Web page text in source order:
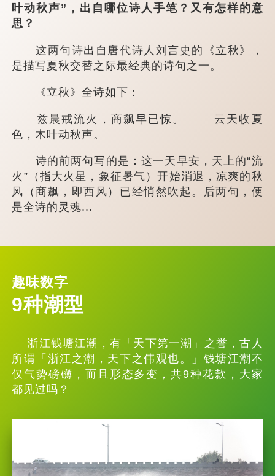
叶动秋声”，出自哪位诗人手笔？又有怎样的意
思？
这两句诗出自唐代诗人刘言史的《立秋》，
是描写夏秋交替之际最经典的诗句之一。
《立秋》全诗如下：
兹晨戒流火，商飙早已惊。 云天收夏
色，木叶动秋声。
诗的前两句写的是：这一天早安，天上的“流
火”（指大火星，象征暑气）开始消退，凉爽的秋
风（商飙，即西风）已经悄然吹起。后两句，便
是全诗的灵魂...
趣味数字
9种潮型
浙江钱塘江潮，有「天下第一潮」之誉，古人
所谓「浙江之潮，天下之伟观也。」钱塘江潮不
仅气势磅礴，而且形态多变，共9种花款，大家
都见过吗？